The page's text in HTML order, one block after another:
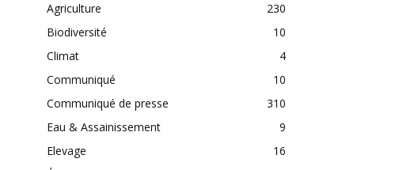
Agriculture
230
Biodiversité
10
Climat
4
Communiqué
10
Communiqué de presse
310
Eau & Assainissement
9
Elevage
16